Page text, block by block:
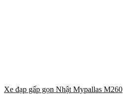
Xe đạp gấp gọn Nhật Mypallas M260